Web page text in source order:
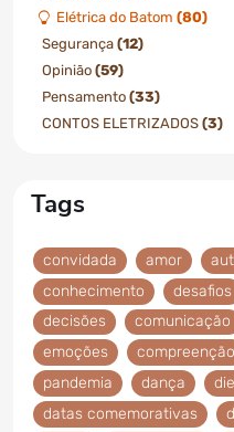
Elétrica do Batom (80)
Segurança (12)
Opinião (59)
Pensamento (33)
CONTOS ELETRIZADOS (3)
Tags
convidada amor
conhecimento
desafios
decisões
comunicação
emoções
compreenção
pandemia
dança
datas comemorativas